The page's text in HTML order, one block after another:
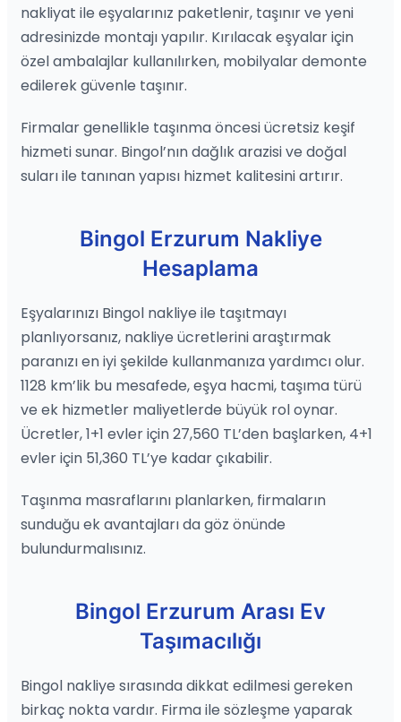
nakliyat ile eşyalarınız paketlenir, taşınır ve yeni
adresinizde montajı yapılır. Kırılacak eşyalar için
özel ambalajlar kullanılırken, mobilyalar demonte
edilerek güvenle taşınır.
Firmalar genellikle taşınma öncesi ücretsiz keşif
hizmeti sunar. Bingol’nın dağlık arazisi ve doğal
suları ile tanınan yapısı hizmet kalitesini artırır.
Bingol Erzurum Nakliye
Hesaplama
Eşyalarınızı Bingol nakliye ile taşıtmayı
planlıyorsanız, nakliye ücretlerini araştırmak
paranızı en iyi şekilde kullanmanıza yardımcı olur.
1128 km’lik bu mesafede, eşya hacmi, taşıma türü
ve ek hizmetler maliyetlerde büyük rol oynar.
Ücretler, 1+1 evler için 27,560 TL’den başlarken, 4+1
evler için 51,360 TL’ye kadar çıkabilir.
Taşınma masraflarını planlarken, firmaların
sunduğu ek avantajları da göz önünde
bulundurmalısınız.
Bingol Erzurum Arası Ev
Taşımacılığı
Bingol nakliye sırasında dikkat edilmesi gereken
birkaç nokta vardır. Firma ile sözleşme yaparak